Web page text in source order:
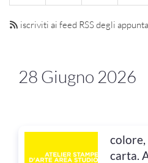
iscriviti ai feed RSS degli
28 Giugno 2026
carta.